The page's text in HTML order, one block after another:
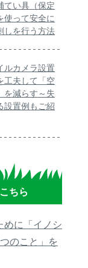
てい具（保定
使って安全に
しを行う方法
ルカメラ設置
工夫して「空
を減らす～失
設置例もご紹
ちら
めに「イノシ
のこと」を